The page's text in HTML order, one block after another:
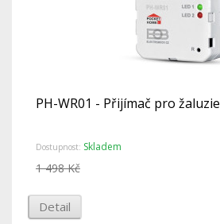
PH-WR01 - Přijímač pro žaluzie
Dostupnost: Skladem
1 498 Kč
Detail